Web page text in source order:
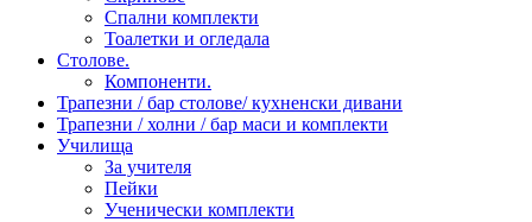
Спални комплекти
Тоалетки и огледала
Столове.
Компоненти.
Трапезни / бар столове/ кухненски дивани
Трапезни / холни / бар маси и комплекти
Училища
За учителя
Пейки
Ученически комплекти